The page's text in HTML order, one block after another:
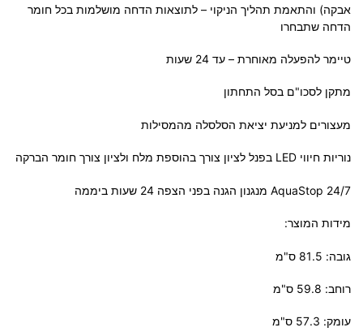
אבקה) והתאמת תהליך הניקוי – לתוצאות הדחה מושלמות בכל חומר
הדחה שתבחרו
טיימר להפעלה מאוחרת – עד 24 שעות
מתקן לסכו"ם בסל התחתון
מעצורים למניעת יציאת הסלסלה מהמסילות
נוריות חיווי LED בפנל לציון צורך בהוספת מלח ולציון צורך חומר הברקה
24/7 AquaStop מנגנון הגנה בפני הצפה 24 שעות ביממה
מידות המוצר:
גובה: 81.5 ס"מ
רוחב: 59.8 ס"מ
עומק: 57.3 ס"מ